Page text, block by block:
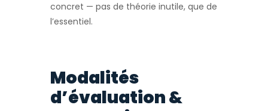
concret — pas de théorie inutile, que de
l’essentiel.
Modalités
d’évaluation &